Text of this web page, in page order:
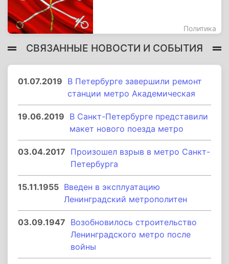
Политика
СВЯЗАННЫЕ НОВОСТИ И СОБЫТИЯ
01.07.2019 В Петербурге завершили ремонт
станции метро Академическая
19.06.2019 В Санкт-Петербурге представили
макет нового поезда метро
03.04.2017 Произошел взрыв в метро Санкт-
Петербурга
15.11.1955 Введен в эксплуатацию
Ленинградский метрополитен
03.09.1947 Возобновилось строительство
Ленинградского метро после
войны